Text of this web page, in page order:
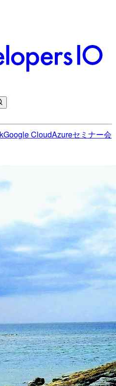
Google CloudAzureセミナー会